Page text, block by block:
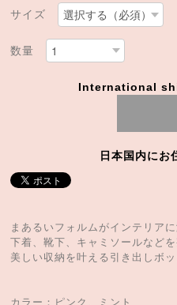
サイズ
数量
International
日本国内にお
まあるいフォルムがインテリア
下着、靴下、キャミソールなど
美しい収納を叶える引き出しボッ
カラー：ピンク、ミント